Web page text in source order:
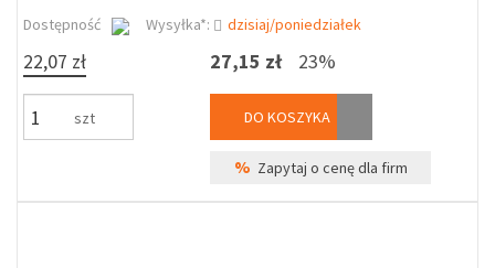
Dostępność
Wysyłka*: dzisiaj/poniedziałek
22,07 zł
szt
27,15 zł 23%
DO KOSZYKA
% Zapytaj o cenę dla firm